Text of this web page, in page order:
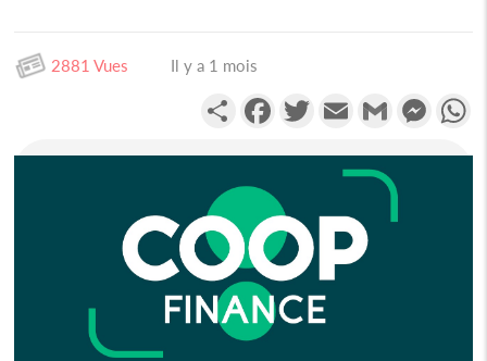
2881 Vues Il y a 1 mois
PartagerFacebookTwitterEmail Gmail